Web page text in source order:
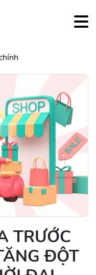
TRƯỚC
ĐỘT